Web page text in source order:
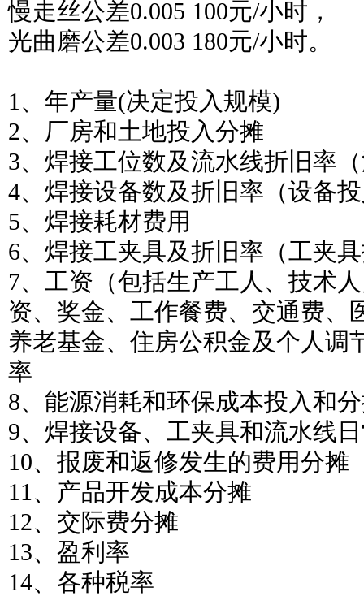
慢走丝公差0.005 100元/小时，
光曲磨公差0.003 180元/小时。
1、年产量(决定投入规模)
2、厂房和土地投入分摊
3、焊接工位数及流水线折旧率
4、焊接设备数及折旧率（设备
5、焊接耗材费用
6、焊接工夹具及折旧率（工夹
7、工资（包括生产工人、技术
资、奖金、工作餐费、交通费、
养老基金、住房公积金及个人调
率
8、能源消耗和环保成本投入和
9、焊接设备、工夹具和流水线
10、报废和返修发生的费用分摊
11、产品开发成本分摊
12、交际费分摊
13、盈利率
14、各种税率